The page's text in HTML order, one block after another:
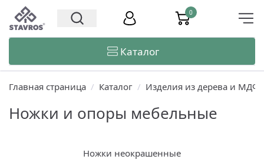
0
Каталог
Главная страница / Каталог / Изделия из дерева и МДФ
Ножки и опоры мебельные
Ножки неокрашенные